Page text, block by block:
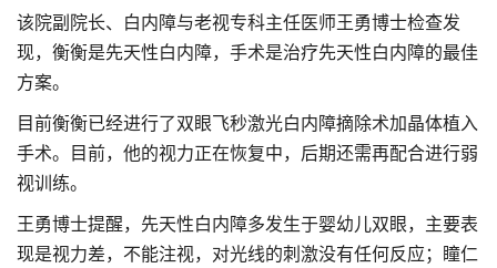
该院副院长、白内障与老视专科主任医师王勇博士检查发
现，衡衡是先天性白内障，手术是治疗先天性白内障的最佳
方案。
目前衡衡已经进行了双眼飞秒激光白内障摘除术加晶体植入
手术。目前，他的视力正在恢复中，后期还需再配合进行弱
视训练。
王勇博士提醒，先天性白内障多发生于婴幼儿双眼，主要表
现是视力差，不能注视，对光线的刺激没有任何反应；瞳仁